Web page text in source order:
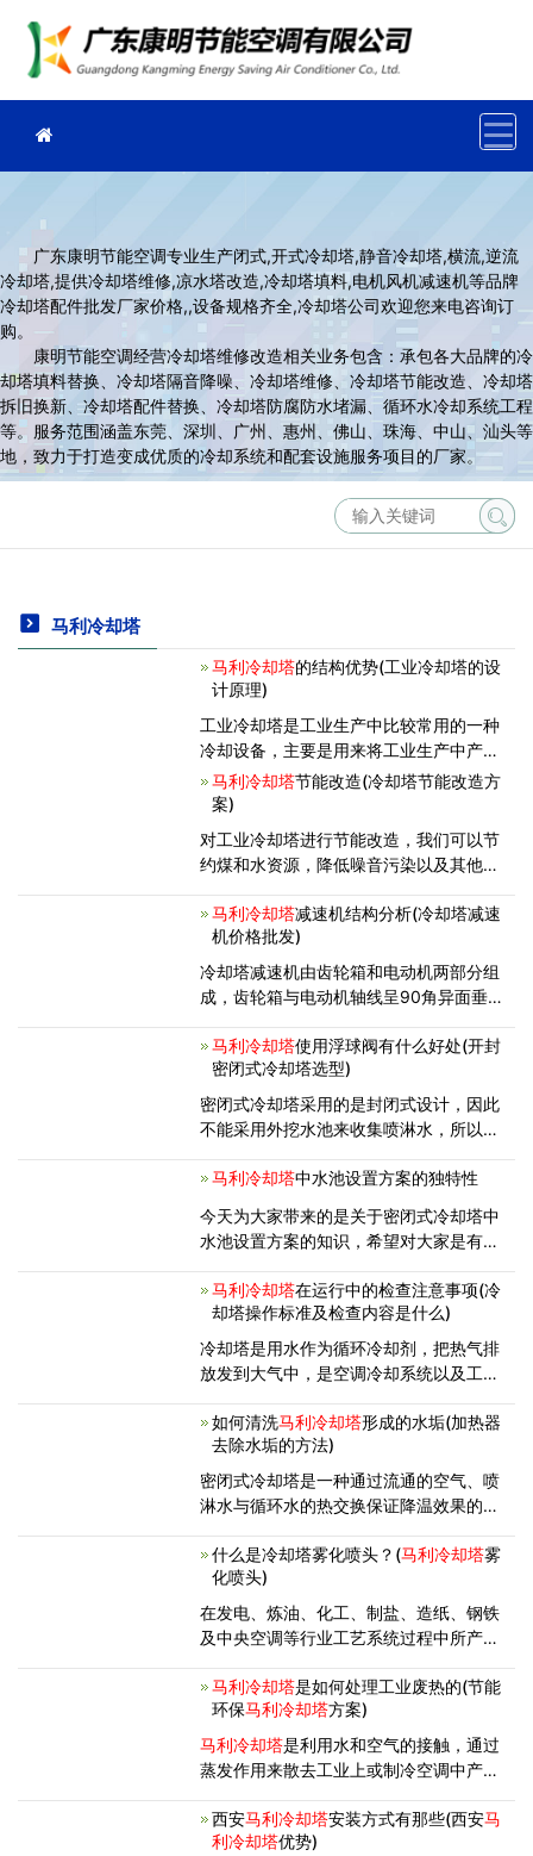
广东康明节能空调专业生产闭式,开式冷却塔,静音冷却塔,横流,逆流
冷却塔,提供冷却塔维修,凉水塔改造,冷却塔填料,电机风机减速机等品牌
冷却塔配件批发厂家价格,,设备规格齐全,冷却塔公司欢迎您来电咨询订
购。
康明节能空调经营冷却塔维修改造相关业务包含：承包各大品牌的冷
却塔填料替换、冷却塔隔音降噪、冷却塔维修、冷却塔节能改造、冷却塔
拆旧换新、冷却塔配件替换、冷却塔防腐防水堵漏、循环水冷却系统工程
等。服务范围涵盖东莞、深圳、广州、惠州、佛山、珠海、中山、汕头等
地，致力于打造变成优质的冷却系统和配套设施服务项目的厂家。
马利冷却塔
马利冷却塔的结构优势(工业冷却塔的设
计原理)
工业冷却塔是工业生产中比较常用的一种
冷却设备，主要是用来将工业生产中产生
的高温进行排除。工业冷却塔的运行系统
中包含了多种设备的专用零部件，其结构
制作而成，具有良好的稳定性和足
马利冷却塔节能改造(冷却塔节能改造方
案)
对工业冷却塔进行节能改造，我们可以节
约煤和水资源，降低噪音污染以及其他污
却塔的节能改造要求我们做好方案设
计。 工业冷却塔的节能改造工程将对
冷却塔的进风口实施改造，根据工厂
马利冷却塔减速机结构分析(冷却塔减速
机价格批发)
冷却塔减速机由齿轮箱和电动机两部分组
成，齿轮箱与电动机轴线呈90角异面垂
孔内，并将电动机与齿轮箱以螺栓相连
接。这使减速器结构紧凑，便于安装、装
配拆解和维修，以下给大家介绍的是冷
马利冷却塔使用浮球阀有什么好处(开封
密闭式冷却塔选型)
密闭式冷却塔采用的是封闭式设计，因此
不能采用外挖水池来收集喷淋水，所以会
池水量的控制。那么浮球阀除了控制水池
的水量还有什么好处呢？ 1、不需要
配备专门的人员对冷却塔进行补
马利冷却塔中水池设置方案的独特性
今天为大家带来的是关于密闭式冷却塔中
水池设置方案的知识，希望对大家是有帮
内置一方面是为了更好的保证密封性，更
一方面也是为了减少耗水量，这也充分证
明密闭式冷却塔的一大优势——
马利冷却塔在运行中的检查注意事项(冷
却塔操作标准及检查内容是什么)
冷却塔是用水作为循环冷却剂，把热气排
放发到大气中，是空调冷却系统以及工业
查冷却塔运行是否正常。通常需要注意以
下事项： 1、保持水塔内清洁定期做
水质处理。 2、运行约60h后
如何清洗马利冷却塔形成的水垢(加热器
去除水垢的方法)
密闭式冷却塔是一种通过流通的空气、喷
淋水与循环水的热交换保证降温效果的设
化工等行业。密闭式冷却塔长时间操作后
会形成水垢，那么冷却塔设备的水垢应如
何清除呢？ 1、酸碱中和
什么是冷却塔雾化喷头？(马利冷却塔雾
化喷头)
在发电、炼油、化工、制盐、造纸、钢铁
及中央空调等行业工艺系统过程中所产生
后，使循环冷却水温升高，冷却塔的作用
是将携带的冷却水在冷却塔内与空气进行
热湿交换，空气带着冷却水的废
马利冷却塔是如何处理工业废热的(节能
环保马利冷却塔方案)
马利冷却塔是利用水和空气的接触，通过
蒸发作用来散去工业上或制冷空调中产生
何来处理工业废热的呢？下面河南冷却塔
厂家就来为大家介绍一下。冷却塔在日常
西安马利冷却塔安装方式有那些(西安马
利冷却塔优势)